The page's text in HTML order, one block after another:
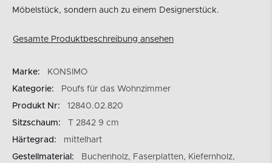
Möbelstück, sondern auch zu einem Designerstück.
Gesamte Produktbeschreibung ansehen
Marke:
KONSIMO
Kategorie:
Poufs für das Wohnzimmer
Produkt Nr:
12840.02.820
Sitzschaum:
T 2842 9 cm
Härtegrad:
mittelhart
Gestellmaterial:
Buchenholz, Faserplatten, Kiefernholz,